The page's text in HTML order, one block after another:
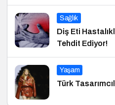
Sağlık
Diş Eti
Tehdit Ediyor!
Yaşam
Türk